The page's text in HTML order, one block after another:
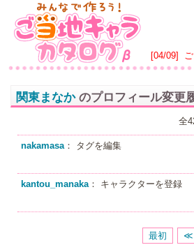
[04/09]
関東まなかのプロフィール変更
全
nakamasa： タグを編集
kantou_manaka： キャラクターを登録
最初 ≪